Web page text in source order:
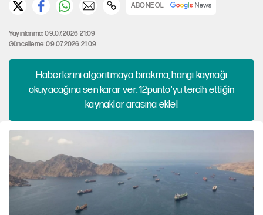
ABONE OL
Yayınlanma: 09.07.2026 21:09
Güncelleme: 09.07.2026 21:09
Haberlerini algoritmaya bırakma, hangi kaynağı
okuyacağına sen karar ver. 12punto'yu tercih ettiğin
kaynaklar arasına ekle!